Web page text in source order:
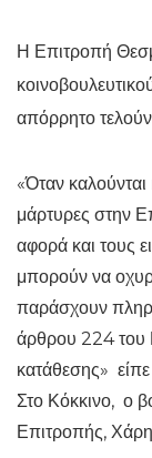
Η Επιτροπή
απόρρητο
«Όταν καλούνται
μάρτυρες στην
αφορά και τους
μπορούν να
παράσχουν
άρθρου 224 του
κατάθεσης»
Στο Κόκκινο, ο
Επιτροπής,